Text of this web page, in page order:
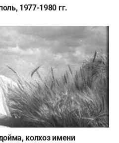
1977-1980 гг.
колхоз имени